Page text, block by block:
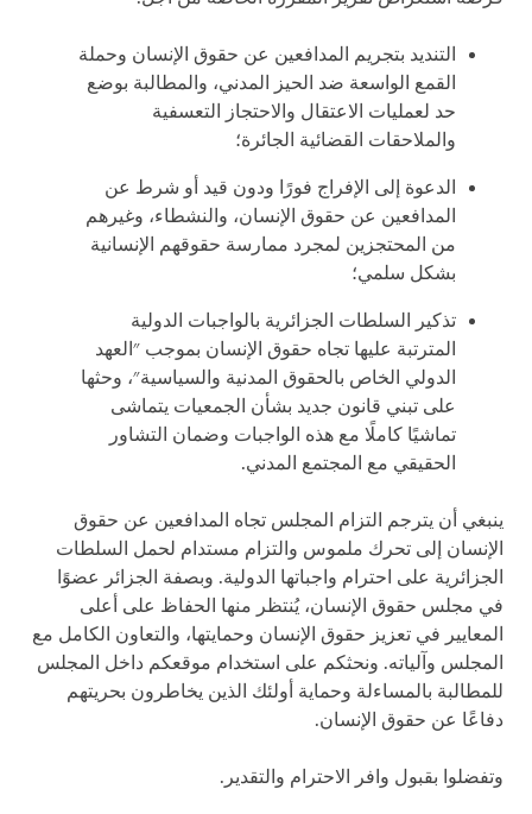
التنديد بتجريم المدافعين عن حقوق الإنسان وحملة
القمع الواسعة ضد الحيز المدني، والمطالبة بوضع
حد لعمليات الاعتقال والاحتجاز التعسفية
والملاحقات القضائية الجائرة؛
الدعوة إلى الإفراج فورًا ودون قيد أو شرط عن
المدافعين عن حقوق الإنسان، والنشطاء، وغيرهم
من المحتجزين لمجرد ممارسة حقوقهم الإنسانية
بشكل سلمي؛
تذكير السلطات الجزائرية بالواجبات الدولية
المترتبة عليها تجاه حقوق الإنسان بموجب "العهد
الدولي الخاص بالحقوق المدنية والسياسية"، وحثها
على تبني قانون جديد بشأن الجمعيات يتماشى
تماشيًا كاملًا مع هذه الواجبات وضمان التشاور
الحقيقي مع المجتمع المدني.
ينبغي أن يترجم التزام المجلس تجاه المدافعين عن حقوق
الإنسان إلى تحرك ملموس والتزام مستدام لحمل السلطات
الجزائرية على احترام واجباتها الدولية. وبصفة الجزائر عضوًا
في مجلس حقوق الإنسان، يُنتظر منها الحفاظ على أعلى
المعايير في تعزيز حقوق الإنسان وحمايتها، والتعاون الكامل مع
المجلس وآلياته. ونحثكم على استخدام موقعكم داخل المجلس
للمطالبة بالمساءلة وحماية أولئك الذين يخاطرون بحريتهم
دفاعًا عن حقوق الإنسان.
وتفضلوا بقبول وافر الاحترام والتقدير.